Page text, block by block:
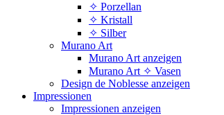
✧ Porzellan
✧ Kristall
✧ Silber
Murano Art
Murano Art anzeigen
Murano Art ✧ Vasen
Design de Noblesse anzeigen
Impressionen
Impressionen anzeigen